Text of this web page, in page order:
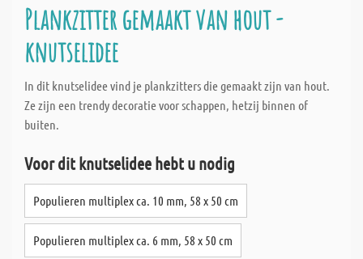
Plankzitter gemaakt van hout -
knutselidee
In dit knutselidee vind je plankzitters die gemaakt zijn van hout.
Ze zijn een trendy decoratie voor schappen, hetzij binnen of
buiten.
Voor dit knutselidee hebt u nodig
Populieren multiplex ca. 10 mm, 58 x 50 cm
Populieren multiplex ca. 6 mm, 58 x 50 cm